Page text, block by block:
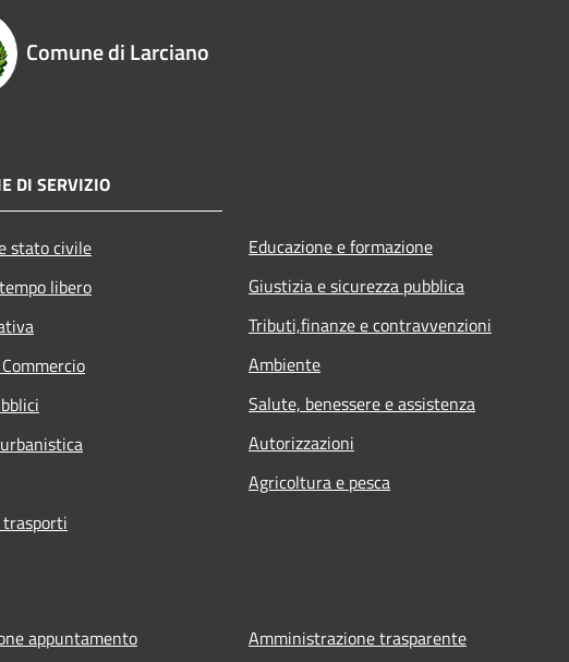
Comune di Larciano
DI SERVIZIO
stato civile
libero
Educazione e formazione
Giustizia e sicurezza pubblica
Tributi,finanze e contravvenzioni
Ambiente
Salute, benessere e assistenza
Autorizzazioni
Agricoltura e pesca
appuntamento Amministrazione trasparente